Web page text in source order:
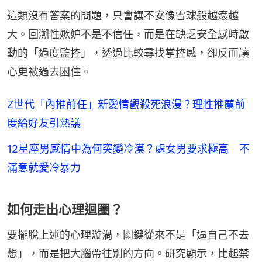
這類沒有答案的問題，只會讓不安像雪球般越滾越
大。回溯性嫉妒不是不信任，而是在缺乏安全感時啟
動的「過度監控」，透過比較尋找掌控感，卻反而讓
心更被過去困住。
Z世代「內推前任」新愛情觀殺死浪漫？理性推薦前
度給好友引熱議
12星座男感情中為何突變冷漠？處女男要求極高 不
滿意就愛冷暴力
如何走出心理迴圈？
要擺脫上述的心理漩渦，關鍵從來不是「逼自己不去
想」，而是把大腦帶往別的方向。研究顯示，比起禁